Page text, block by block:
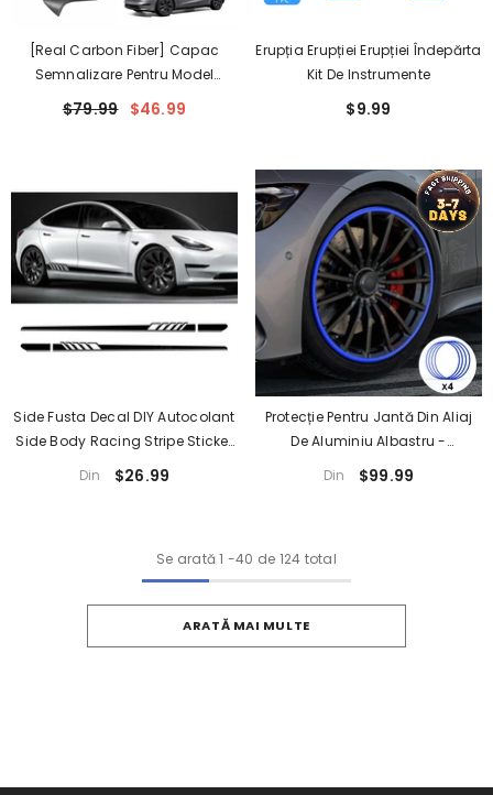
[Real Carbon Fiber] Capac
Semnalizare Pentru Model
S/X/3/Y (1 Pereche) (2021-2023)
$79.99 $46.99
Erupția Erupției Erupției Îndepărta
Kit De Instrumente
$9.99
Side Fusta Decal DIY Autocolant
Side Body Racing Stripe Sticker
Pentru Tesla Model 3/Y/S/X
Din $26.99
Protecție Pentru Jantă Din Aliaj
De Aluminiu Albastru -
Compatibilă Cu Toate Mașinile
Din $99.99
Se arată 1 -40 de 124 total
ARATĂ MAI MULTE